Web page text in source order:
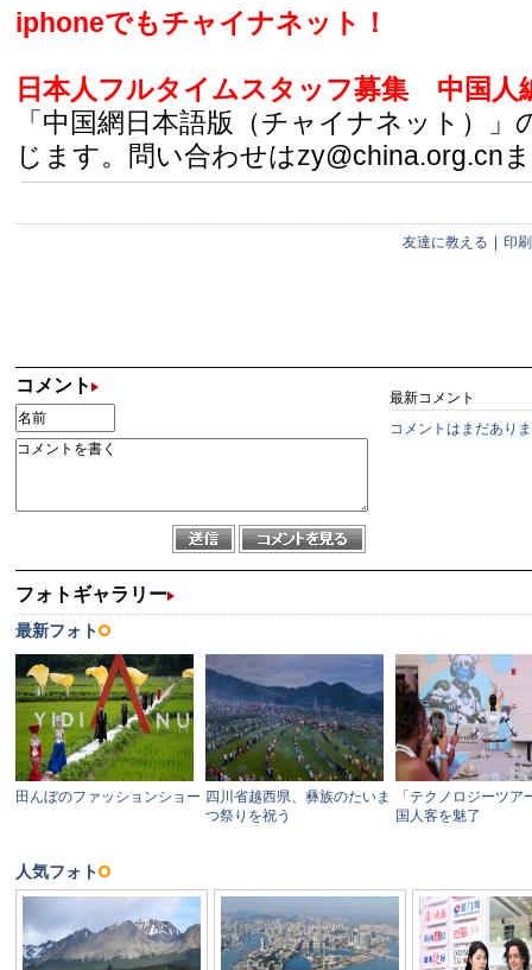
iphoneでもチャイナネット！
日本人フルタイムスタッフ募集
中国人
「中国網日本語版（チャイナネット）」
じます。問い合わせはzy@china.org.cn
友達に教える 印刷
コメント
最新コメント
コメントはまだあり